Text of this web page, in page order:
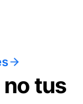
tus